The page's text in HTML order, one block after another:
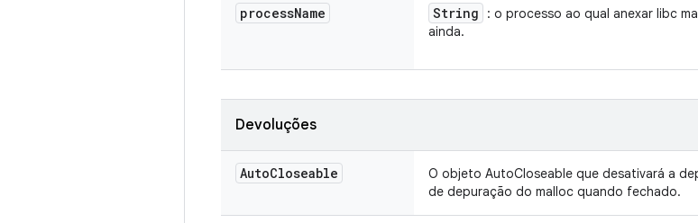
processName String
: o processo ao qual anexar libc
ainda.
Devoluções
AutoCloseable
O objeto AutoCloseable que desativará a
de depuração do malloc quando fechado.